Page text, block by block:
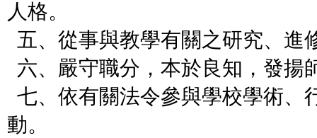
人格。
五、從事與教學有關之研究、進
六、嚴守職分，本於良知，發揚
七、依有關法令參與學校學術、
動。